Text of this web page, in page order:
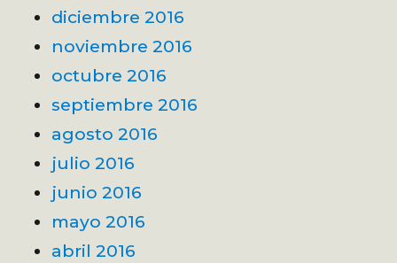
diciembre 2016
noviembre 2016
octubre 2016
septiembre 2016
agosto 2016
julio 2016
junio 2016
mayo 2016
abril 2016